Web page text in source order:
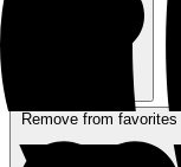
Remove from favorites